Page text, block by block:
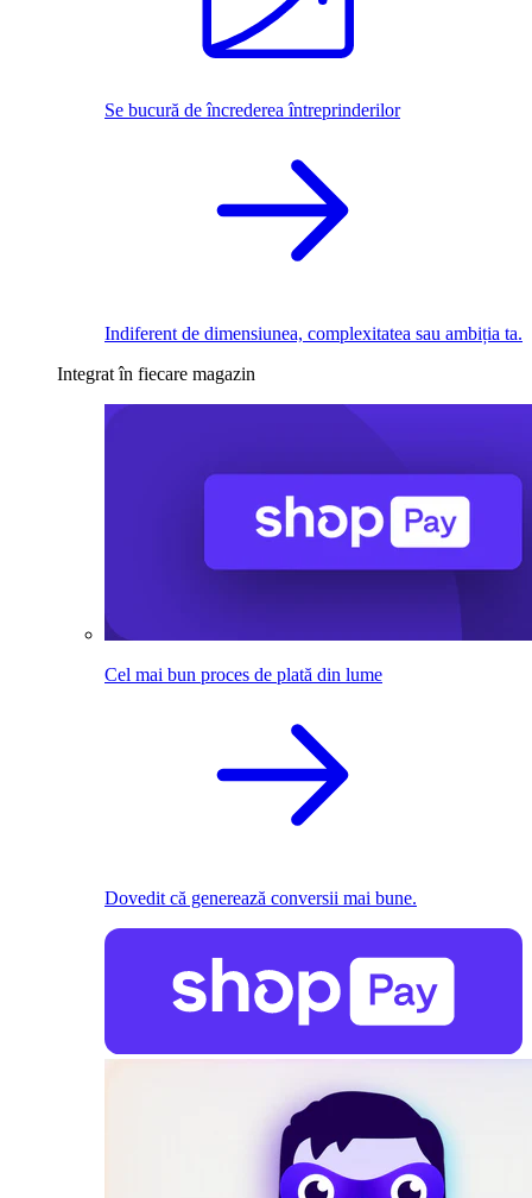
Se bucură de încrederea întreprinderilor
Indiferent de dimensiunea, complexitatea sau ambiția ta.
Integrat în fiecare magazin
Cel mai bun proces de plată din lume
Dovedit că generează conversii mai bune.